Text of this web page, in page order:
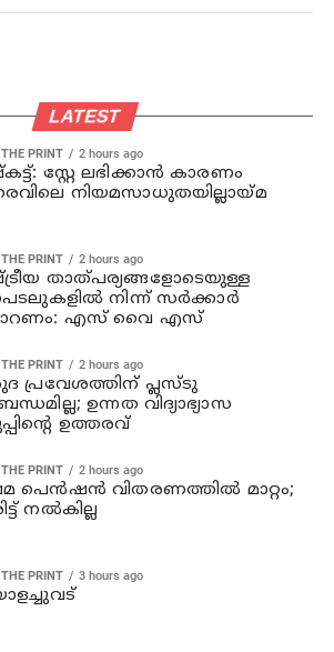
LATEST
PRINT 2 hours ago
സ്റ്റേ ലഭിക്കാന്‍ കാരണം
നിയമസാധുതയില്ലായ്മ
PRINT 2 hours ago
താത്പര്യങ്ങളോടെയുള്ള
നിന്ന് സര്‍ക്കാര്‍
എസ് വൈ എസ്
PRINT 2 hours ago
പ്രവേശത്തിന് പ്ലസ്ടു
ഉന്നത വിദ്യാഭ്യാസ
ഉത്തരവ്
PRINT 2 hours ago
പെന്‍ഷന്‍ വിതരണത്തില്‍ മാറ്റം;
നല്‍കില്ല
PRINT 3 hours ago